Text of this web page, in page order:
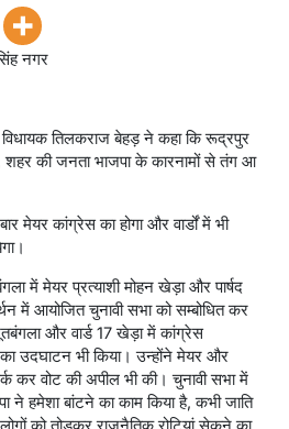
नगर
विधायक तिलकराज बेहड़ ने कहा कि रूद्रपुर
शहर की जनता भाजपा के कारनामों से तंग आ
मेयर कांग्रेस का होगा और वार्डों में भी
में मेयर प्रत्याशी मोहन खेड़ा और पार्षद
में आयोजित चुनावी सभा को सम्बोधित कर
और वार्ड 17 खेड़ा में कांग्रेस
का उदघाटन भी किया। उन्होंने मेयर और
कर वोट की अपील भी की। चुनावी सभा में
ने हमेशा बांटने का काम किया है, कभी जाति